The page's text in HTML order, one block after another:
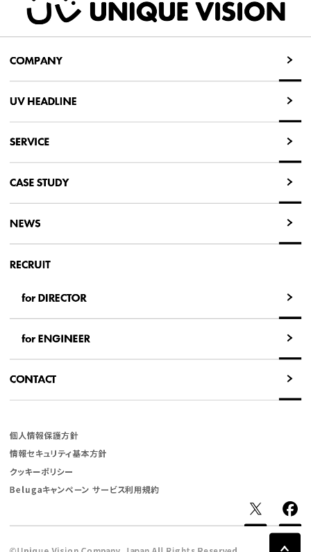
COMPANY
UV HEADLINE
SERVICE
CASE STUDY
NEWS
RECRUIT
for DIRECTOR
for ENGINEER
CONTACT
個人情報保護方針
情報セキュリティ基本方針
クッキーポリシー
Belugaキャンペーン サービス利用規約